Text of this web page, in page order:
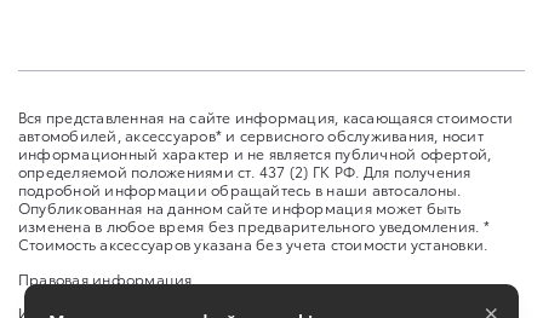
Вся представленная на сайте информация, касающаяся стоимости
автомобилей, аксессуаров* и сервисного обслуживания, носит
информационный характер и не является публичной офертой,
определяемой положениями ст. 437 (2) ГК РФ. Для получения
подробной информации обращайтесь в наши автосалоны.
Опубликованная на данном сайте информация может быть
изменена в любое время без предварительного уведомления. *
Стоимость аксессуаров указана без учета стоимости установки.
Правовая информация
Изменить настройку cookies